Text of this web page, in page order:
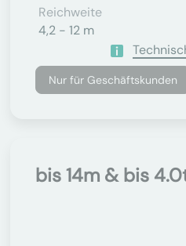
Reichweite
4,2 - 12 m
Nur für Geschäftskunden
bis 14m & bis